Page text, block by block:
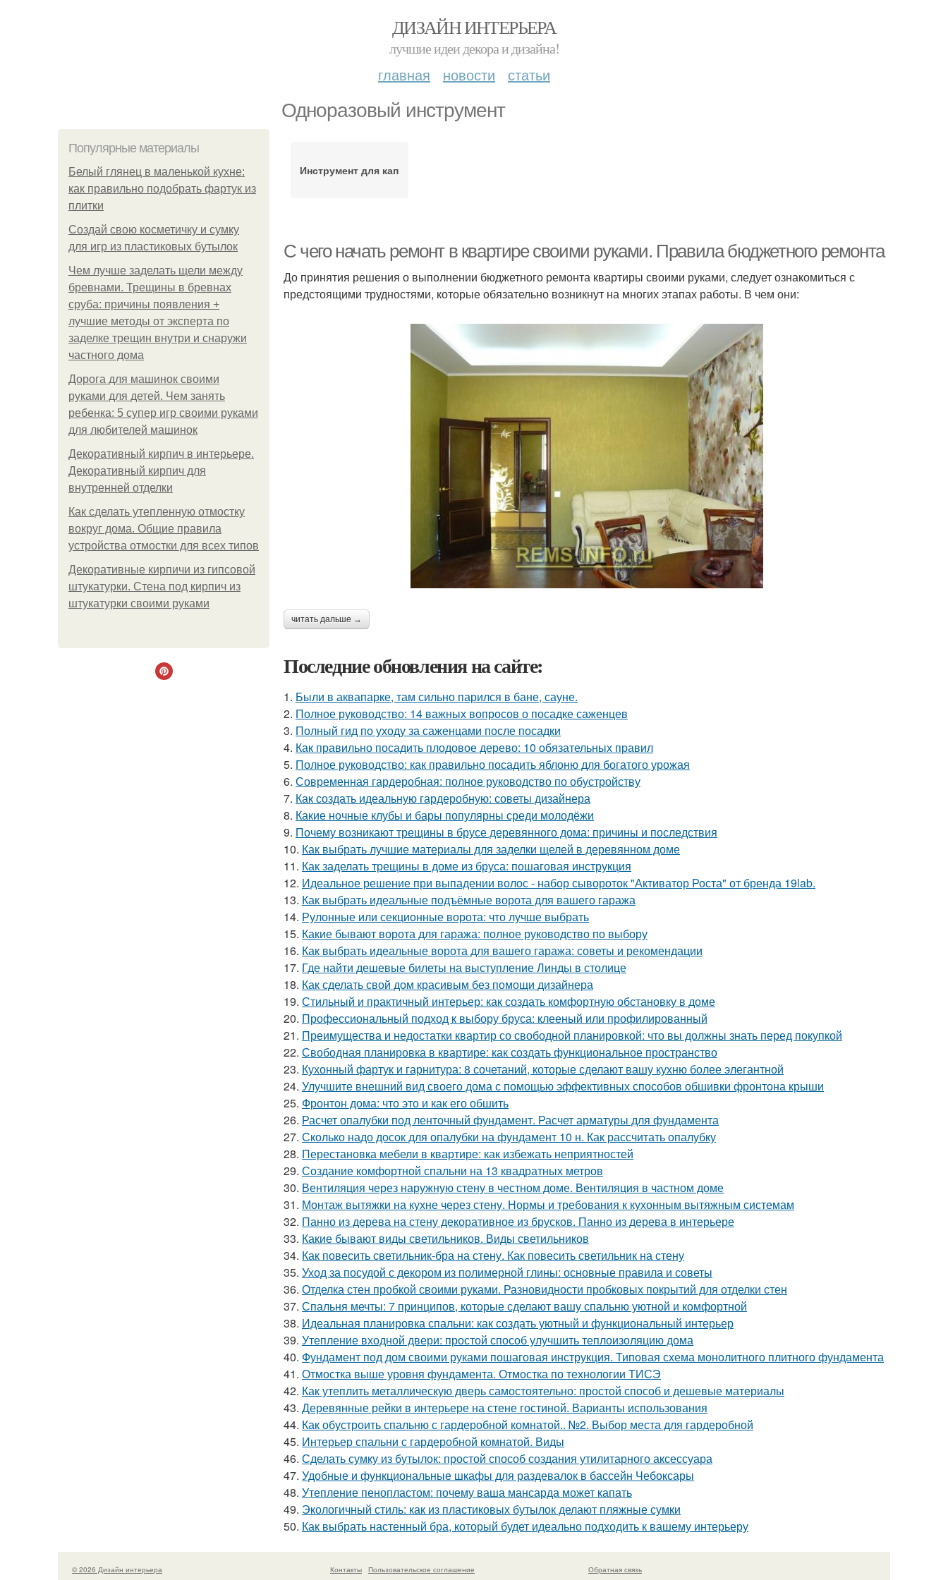
ДИЗАЙН ИНТЕРЬЕРА
лучшие идеи декора и дизайна!
главная новости статьи
Одноразовый инструмент
Популярные материалы
Белый глянец в маленькой кухне:
как правильно подобрать фартук из
плитки
Создай свою косметичку и сумку
для игр из пластиковых бутылок
Чем лучше заделать щели между
бревнами. Трещины в бревнах
сруба: причины появления +
лучшие методы от эксперта по
заделке трещин внутри и снаружи
частного дома
Дорога для машинок своими
руками для детей. Чем занять
ребенка: 5 супер игр своими руками
для любителей машинок
Декоративный кирпич в интерьере.
Декоративный кирпич для
внутренней отделки
Как сделать утепленную отмостку
вокруг дома. Общие правила
устройства отмостки для всех типов
Декоративные кирпичи из гипсовой
штукатурки. Стена под кирпич из
штукатурки своими руками
Инструмент для кап
С чего начать ремонт в квартире своими руками. Правила бюджетного ремонта
До принятия решения о выполнении бюджетного ремонта квартиры своими руками, следует ознакомиться с
предстоящими трудностями, которые обязательно возникнут на многих этапах работы. В чем они:
читать дальше →
Последние обновления на сайте:
1. Были в аквапарке, там сильно парился в бане, сауне.
2. Полное руководство: 14 важных вопросов о посадке саженцев
3. Полный гид по уходу за саженцами после посадки
4. Как правильно посадить плодовое дерево: 10 обязательных правил
5. Полное руководство: как правильно посадить яблоню для богатого урожая
6. Современная гардеробная: полное руководство по обустройству
7. Как создать идеальную гардеробную: советы дизайнера
8. Какие ночные клубы и бары популярны среди молодёжи
9. Почему возникают трещины в брусе деревянного дома: причины и последствия
10. Как выбрать лучшие материалы для заделки щелей в деревянном доме
11. Как заделать трещины в доме из бруса: пошаговая инструкция
12. Идеальное решение при выпадении волос - набор сывороток "Активатор Роста" от бренда 19lab.
13. Как выбрать идеальные подъёмные ворота для вашего гаража
14. Рулонные или секционные ворота: что лучше выбрать
15. Какие бывают ворота для гаража: полное руководство по выбору
16. Как выбрать идеальные ворота для вашего гаража: советы и рекомендации
17. Где найти дешевые билеты на выступление Линды в столице
18. Как сделать свой дом красивым без помощи дизайнера
19. Стильный и практичный интерьер: как создать комфортную обстановку в доме
20. Профессиональный подход к выбору бруса: клееный или профилированный
21. Преимущества и недостатки квартир со свободной планировкой: что вы должны знать перед покупкой
22. Свободная планировка в квартире: как создать функциональное пространство
23. Кухонный фартук и гарнитура: 8 сочетаний, которые сделают вашу кухню более элегантной
24. Улучшите внешний вид своего дома с помощью эффективных способов обшивки фронтона крыши
25. Фронтон дома: что это и как его обшить
26. Расчет опалубки под ленточный фундамент. Расчет арматуры для фундамента
27. Сколько надо досок для опалубки на фундамент 10 н. Как рассчитать опалубку
28. Перестановка мебели в квартире: как избежать неприятностей
29. Создание комфортной спальни на 13 квадратных метров
30. Вентиляция через наружную стену в честном доме. Вентиляция в частном доме
31. Монтаж вытяжки на кухне через стену. Нормы и требования к кухонным вытяжным системам
32. Панно из дерева на стену декоративное из брусков. Панно из дерева в интерьере
33. Какие бывают виды светильников. Виды светильников
34. Как повесить светильник-бра на стену. Как повесить светильник на стену
35. Уход за посудой с декором из полимерной глины: основные правила и советы
36. Отделка стен пробкой своими руками. Разновидности пробковых покрытий для отделки стен
37. Спальня мечты: 7 принципов, которые сделают вашу спальню уютной и комфортной
38. Идеальная планировка спальни: как создать уютный и функциональный интерьер
39. Утепление входной двери: простой способ улучшить теплоизоляцию дома
40. Фундамент под дом своими руками пошаговая инструкция. Типовая схема монолитного плитного фундамента
41. Отмостка выше уровня фундамента. Отмостка по технологии ТИСЭ
42. Как утеплить металлическую дверь самостоятельно: простой способ и дешевые материалы
43. Деревянные рейки в интерьере на стене гостиной. Варианты использования
44. Как обустроить спальню с гардеробной комнатой.. №2. Выбор места для гардеробной
45. Интерьер спальни с гардеробной комнатой. Виды
46. Сделать сумку из бутылок: простой способ создания утилитарного аксессуара
47. Удобные и функциональные шкафы для раздевалок в бассейн Чебоксары
48. Утепление пенопластом: почему ваша мансарда может капать
49. Экологичный стиль: как из пластиковых бутылок делают пляжные сумки
50. Как выбрать настенный бра, который будет идеально подходить к вашему интерьеру
© 2026 Дизайн интерьера Контакты Пользовательское соглашение Обратная связь